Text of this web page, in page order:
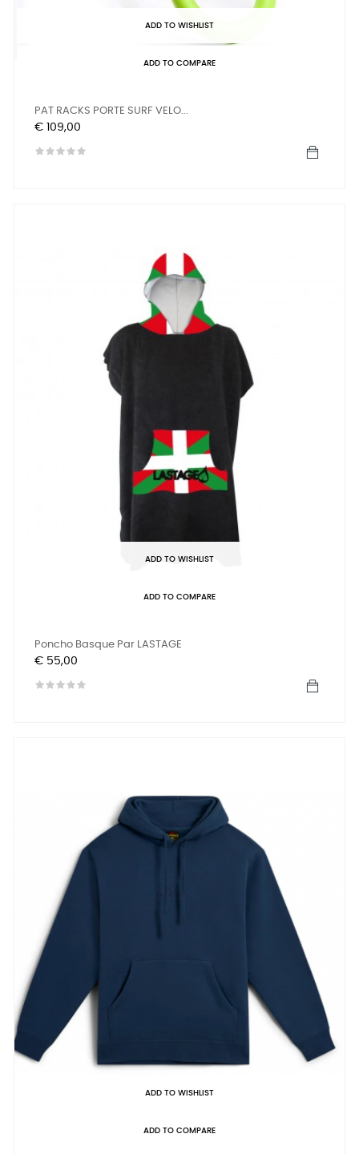
ADD TO WISHLIST
ADD TO COMPARE
PAT RACKS PORTE SURF VELO...
Prijs
€ 109,00
ADD TO WISHLIST
ADD TO COMPARE
Poncho Basque Par LASTAGE
Prijs
€ 55,00
ADD TO WISHLIST
ADD TO COMPARE